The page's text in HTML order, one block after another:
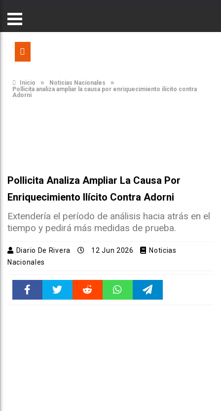
Inicio » Noticias Nacionales »
Pollicita analiza ampliar la causa por enriquecimiento ilícito contra
Adorni
Pollicita Analiza Ampliar La Causa Por
Enriquecimiento Ilícito Contra Adorni
Extendería el período de análisis hacia atrás en el
tiempo y pedirá más medidas de prueba.
Diario De Rivera 12 Jun 2026
Noticias
Nacionales